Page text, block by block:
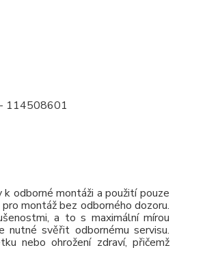
- 114508601
odborné montáži a použití pouze
montáž bez odborného dozoru.
a to s maximální mírou
svěřit odbornému servisu.
nebo ohrožení zdraví, přičemž